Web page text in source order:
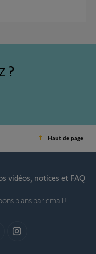
Haut de page
vidéos, notices et FAQ
plans par email !